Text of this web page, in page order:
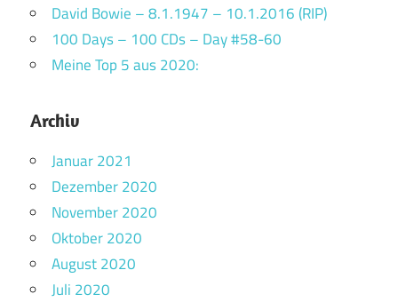
David Bowie – 8.1.1947 – 10.1.2016 (RIP)
100 Days – 100 CDs – Day #58-60
Meine Top 5 aus 2020:
Archiv
Januar 2021
Dezember 2020
November 2020
Oktober 2020
August 2020
Juli 2020